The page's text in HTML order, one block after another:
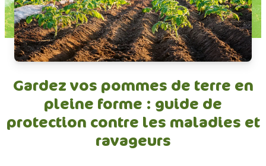
Gardez vos pommes de terre en
pleine forme : guide de
protection contre les maladies et
ravageurs